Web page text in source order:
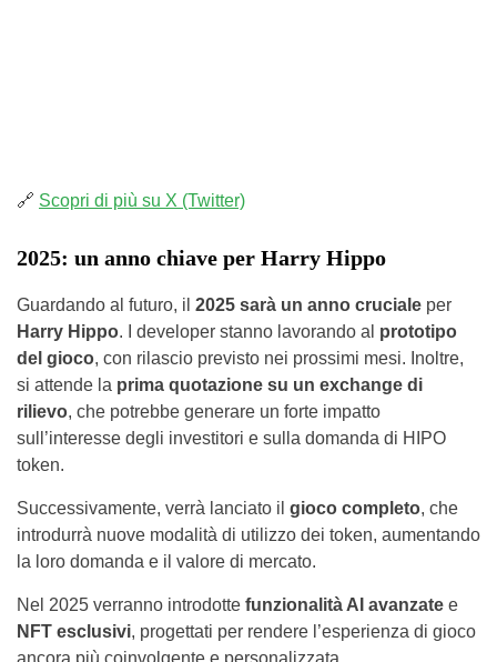
🔗 Scopri di più su X (Twitter)
2025: un anno chiave per Harry Hippo
Guardando al futuro, il 2025 sarà un anno cruciale per
Harry Hippo. I developer stanno lavorando al prototipo
del gioco, con rilascio previsto nei prossimi mesi. Inoltre,
si attende la prima quotazione su un exchange di
rilievo, che potrebbe generare un forte impatto
sull’interesse degli investitori e sulla domanda di HIPO
token.
Successivamente, verrà lanciato il gioco completo, che
introdurrà nuove modalità di utilizzo dei token, aumentando
la loro domanda e il valore di mercato.
Nel 2025 verranno introdotte funzionalità AI avanzate e
NFT esclusivi, progettati per rendere l’esperienza di gioco